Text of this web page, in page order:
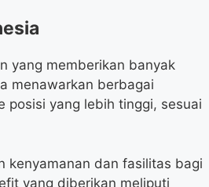
yang memberikan banyak
menawarkan berbagai
posisi yang lebih tinggi, sesuai
kenyamanan dan fasilitas bagi
yang diberikan meliputi